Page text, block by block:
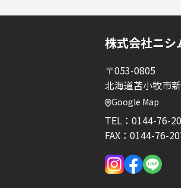
株式会社ニシ
〒053-0805
北海道苫小牧市
Google Map
TEL： 0144-76-
FAX：0144-76-